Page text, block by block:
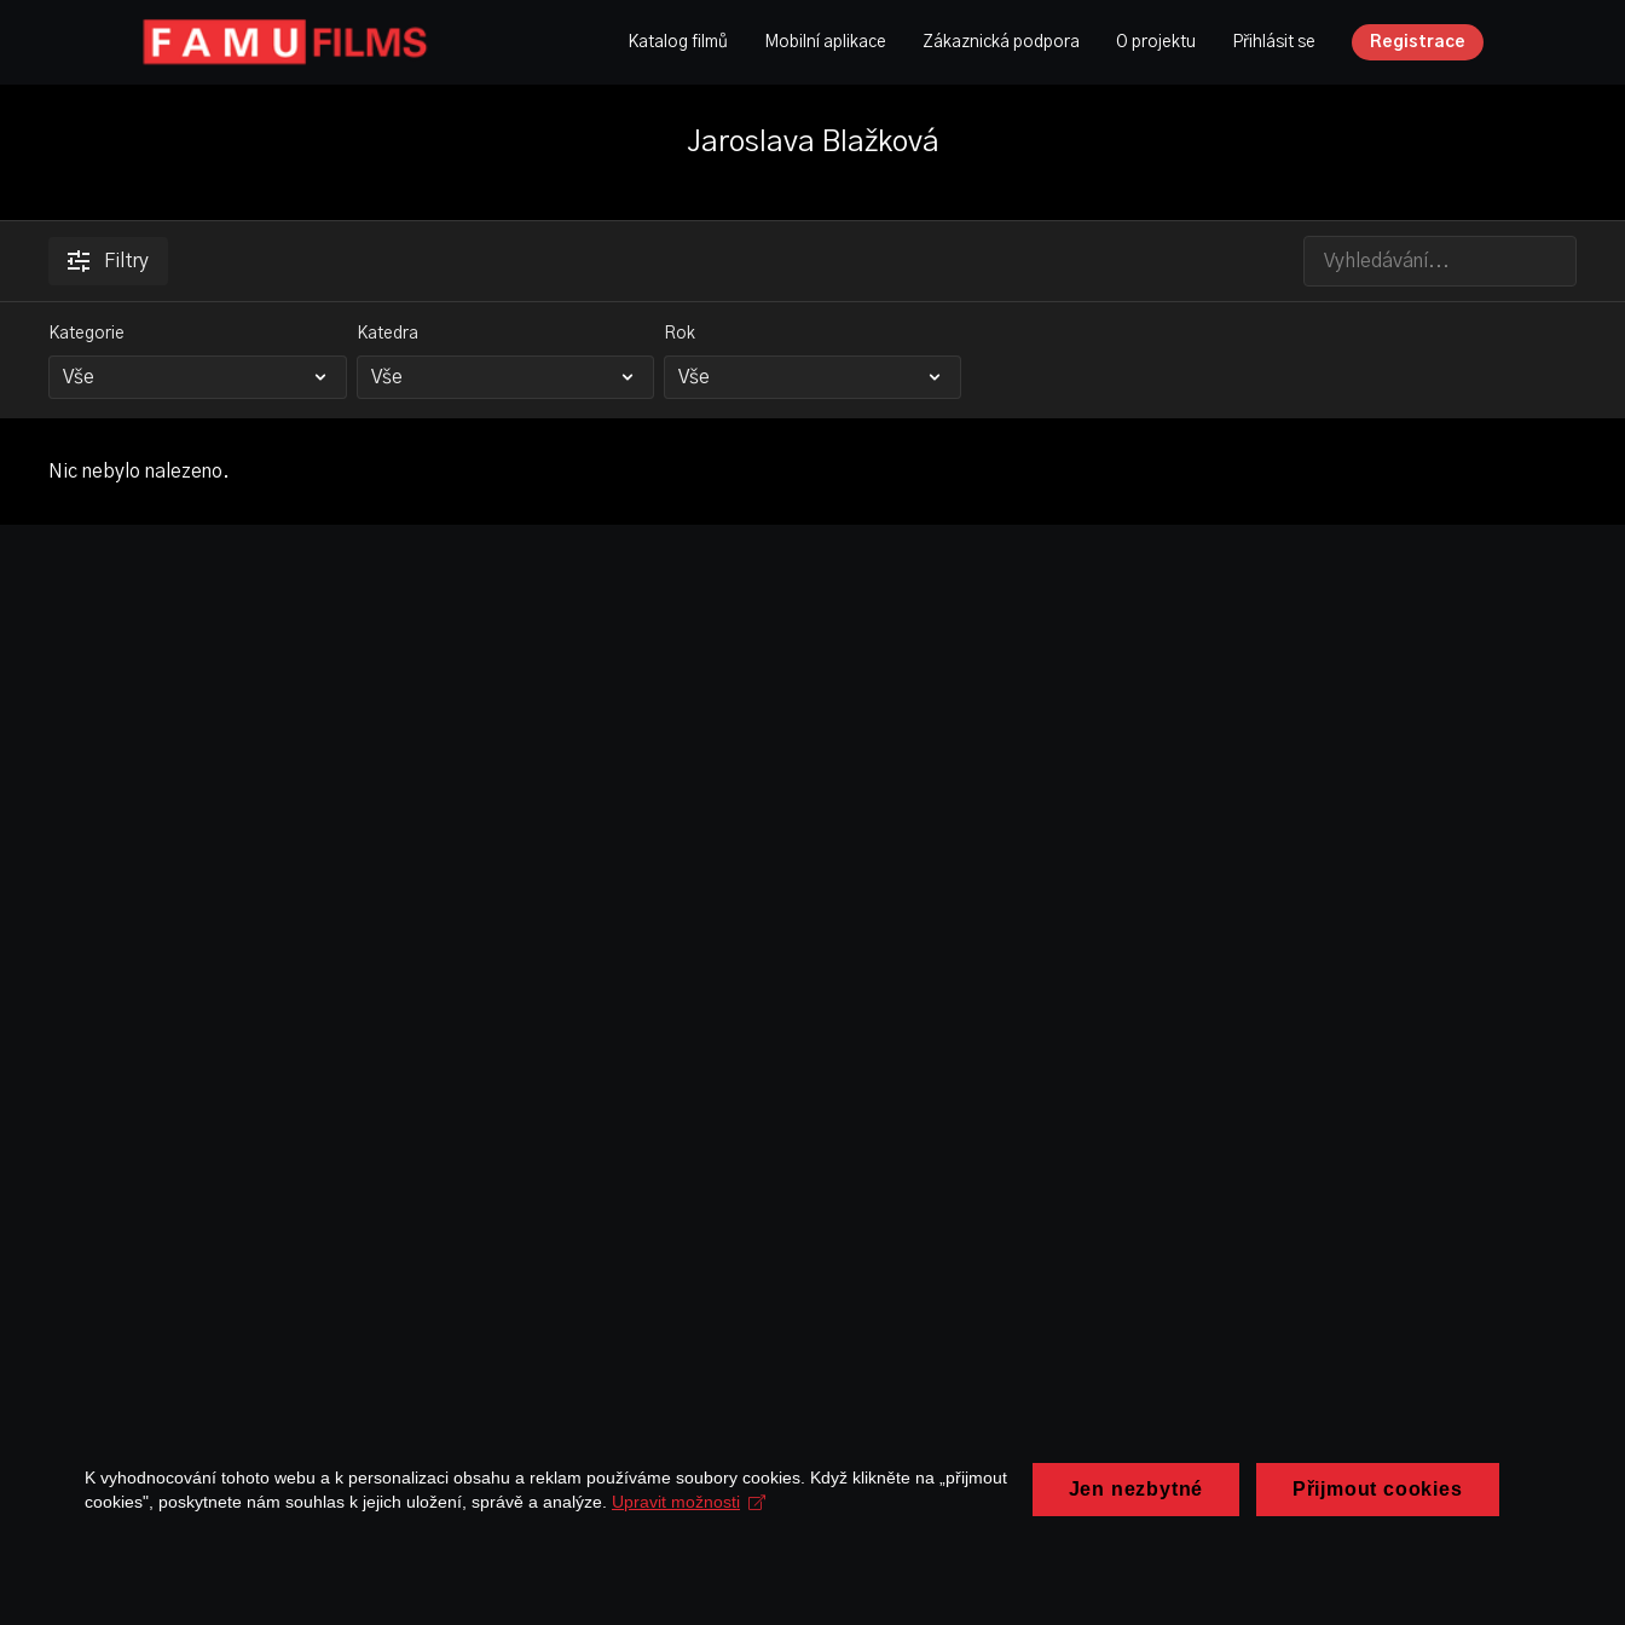
Katalog filmů Mobilní aplikace Zákaznická podpora O projektu Přihlásit se Registrace
Jaroslava Blažková
Filtry
Kategorie Katedra Rok
Nic nebylo nalezeno.
K vyhodnocování tohoto webu a k personalizaci obsahu a reklam používáme soubory cookies. Když klikněte na „přijmout
cookies", poskytnete nám souhlas k jejich uložení, správě a analýze. Upravit možnosti
Jen nezbytné Přijmout cookies